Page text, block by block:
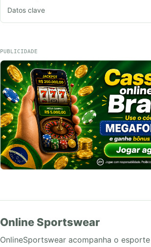
Datos clave
PUBLICIDADE
Online Sportswear
OnlineSportswear acompanha o